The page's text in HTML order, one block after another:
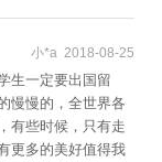
小*a 2018-08-25
生一定要出国留
慢慢的，全世界各
有些时候，只有走
更多的美好值得我